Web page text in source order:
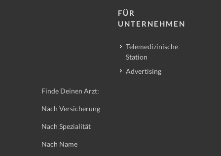
FÜR
UNTERNEHMEN
Telemedizinische
Station
Advertising
Finde Deinen Arzt:
Nach Versicherung
Nach Spezialität
Nach Name